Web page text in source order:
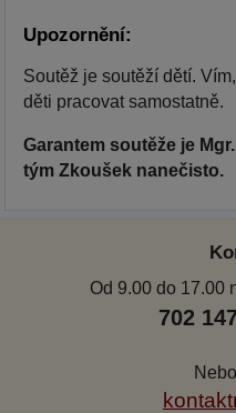
Upozornění:
Soutěž je soutěží dětí.
děti pracovat samostatně.
Garantem soutěže je
tým Zkoušek nanečisto.
Od 9.00 do 17.00
702